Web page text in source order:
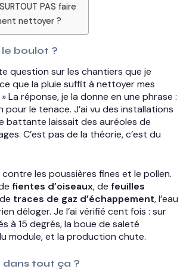
PAS faire
nettoyer ?
boulot ?
question sur les chantiers que je
que la pluie suffit à nettoyer mes
La réponse, je la donne en une phrase :
pour le tenace. J’ai vu des installations
battante laissait des auréoles de
C’est pas de la théorie, c’est du
les poussières fines et le pollen.
fientes d’oiseaux, de feuilles
traces de gaz d’échappement, l’eau
déloger. Je l’ai vérifié cent fois : sur
à 15 degrés, la boue de saleté
module, et la production chute.
tout ça ?